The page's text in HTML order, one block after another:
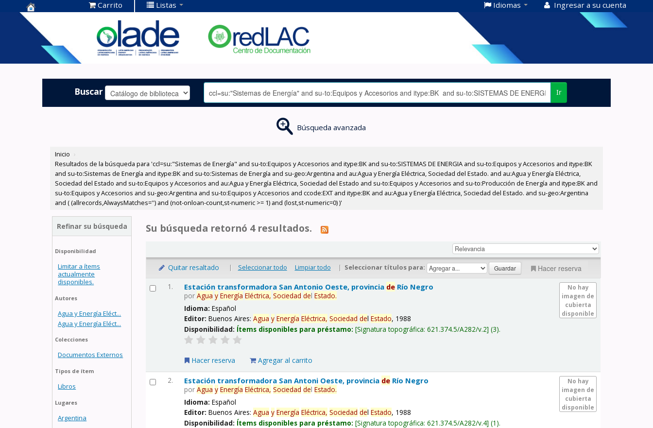
Centro de
Documentación
OLADE -
Carrito Listas Idiomas Ingresar a su cuenta
Buscar Ir
Búsqueda avanzada
Inicio ›
Resultados de la búsqueda para 'ccl=su:"Sistemas de Energía" and su-to:Equipos y Accesorios and itype:BK and su-to:SISTEMAS DE ENERGIA and su-to:Equipos y Accesorios and itype:BK
and su-to:Sistemas de Energía and itype:BK and su-to:Sistemas de Energía and su-geo:Argentina and au:Agua y Energía Eléctrica, Sociedad del Estado. and au:Agua y Energía Eléctrica,
Sociedad del Estado and su-to:Equipos y Accesorios and au:Agua y Energía Eléctrica, Sociedad del Estado and su-to:Equipos y Accesorios and su-to:Producción de Energía and itype:BK and
su-to:Equipos y Accesorios and su-geo:Argentina and su-to:Equipos y Accesorios and ccode:EXT and itype:BK and au:Agua y Energía Eléctrica, Sociedad del Estado. and su-geo:Argentina
and ( (allrecords,AlwaysMatches='') and (not-onloan-count,st-numeric >= 1) and (lost,st-numeric=0) )'
Refinar su búsqueda
Disponibilidad
Limitar a ítems
actualmente
disponibles.
Autores
Agua y Energía Eléct...
Agua y Energía Eléct...
Colecciones
Documentos Externos
Tipos de ítem
Libros
Lugares
Argentina
Su búsqueda retornó 4 resultados.
Quitar resaltado | Seleccionar todo Limpiar todo | Seleccionar títulos para: Hacer reserva
1.
No hay
imagen de
cubierta
disponible
Estación transformadora San Antonio Oeste, provincia de Río Negro
porAgua y Energía Eléctrica, Sociedad delEstado.
Idioma:Español
Editor:Buenos Aires:Agua y Energía Eléctrica, Sociedad delEstado, 1988
Disponibilidad: Ítems disponibles para préstamo: Signatura topográfica:621.374.5/A282/v.2 (3).
Hacer reserva Agregar al carrito
2.
No hay
imagen de
cubierta
disponible
Estación transformadora San Antoni Oeste, provincia de Río Negro
porAgua y Energía Eléctrica, Sociedad delEstado.
Idioma:Español
Editor:Buenos Aires:Agua y Energía Eléctrica, Sociedad delEstado, 1988
Disponibilidad: Ítems disponibles para préstamo: Signatura topográfica:621.374.5/A282/v.4 (1).